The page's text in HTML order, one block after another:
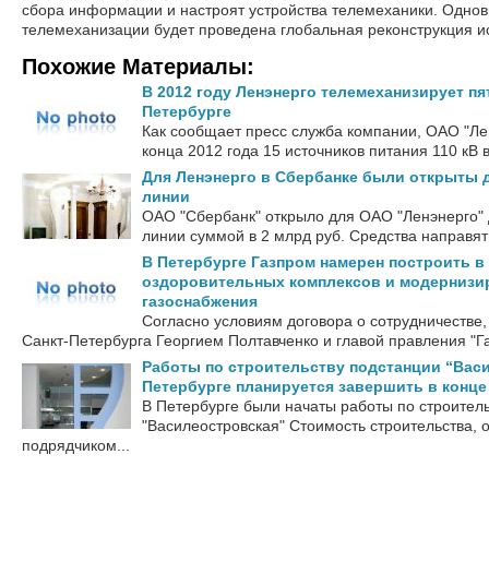
сбора информации и настроят устройства телемеханики.
телемеханизации будет проведена глобальная реконструкция
Похожие Материалы:
В 2012 году Ленэнерго телемеханизирует
Петербурге
Как сообщает пресс служба компании, ОАО
конца 2012 года 15 источников питания 110 кВ
Для Ленэнерго в Сбербанке были открыты
линии
ОАО "Сбербанк" открыло для ОАО "Ленэнерго"
линии суммой в 2 млрд руб. Средства
В Петербурге Газпром намерен построить в
оздоровительных комплексов и
газоснабжения
Согласно условиям договора о
Санкт-Петербурга Георгием Полтавченко и главой правления
Работы по строительству подстанции
Петербурге планируется завершить в конце
В Петербурге были начаты работы по
"Василеостровская" Стоимость строительства,
подрядчиком...